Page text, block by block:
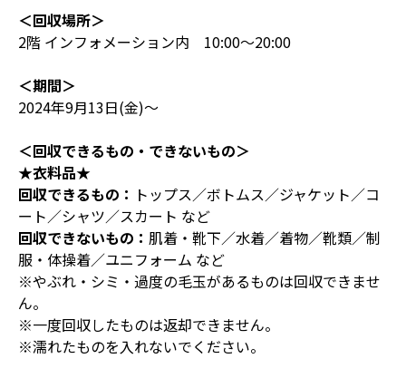
＜回収場所＞
2階 インフォメーション内 10:00～20:00
＜期間＞
2024年9月13日(金)～
＜回収できるもの・できないもの＞
★衣料品★
回収できるもの： トップス／ボトムス／ジャケット／コ
ート／シャツ／スカート など
回収できないもの： 肌着・靴下／水着／着物／靴類／制
服・体操着／ユニフォーム など
※やぶれ・シミ・過度の毛玉があるものは回収できませ
ん。
※一度回収したものは返却できません。
※濡れたものを入れないでください。